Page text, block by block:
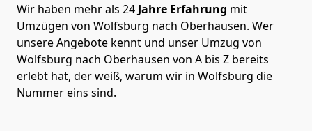
Wir haben mehr als 24 Jahre Erfahrung mit
Umzügen von Wolfsburg nach Oberhausen. Wer
unsere Angebote kennt und unser Umzug von
Wolfsburg nach Oberhausen von A bis Z bereits
erlebt hat, der weiß, warum wir in Wolfsburg die
Nummer eins sind.